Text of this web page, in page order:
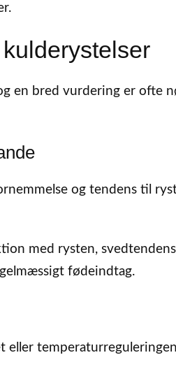
en bred vurdering er ofte
og tendens til
med rysten,
fødeindtag.
eller